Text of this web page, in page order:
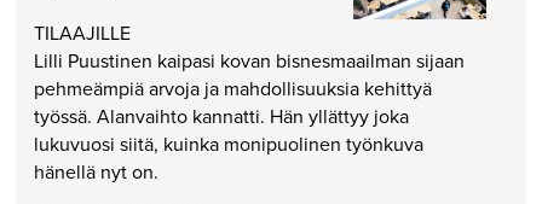
TILAAJILLE
Lilli Puustinen kaipasi kovan bisnesmaailman sijaan
pehmeämpiä arvoja ja mahdollisuuksia kehittyä
työssä. Alanvaihto kannatti. Hän yllättyy joka
lukuvuosi siitä, kuinka monipuolinen työnkuva
hänellä nyt on.